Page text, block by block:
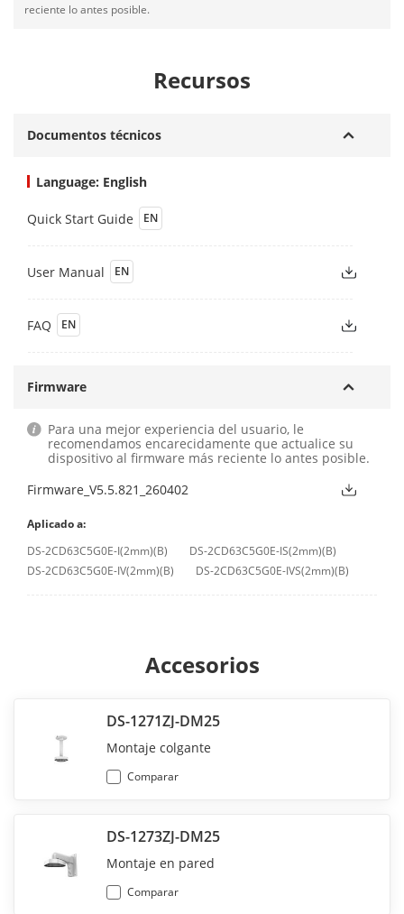
reciente lo antes posible.
Recursos
Documentos técnicos
Language: English
Quick Start Guide EN
User Manual EN
FAQ EN
Firmware
Para una mejor experiencia del usuario, le
recomendamos encarecidamente que actualice su
dispositivo al firmware más reciente lo antes posible.
Firmware_V5.5.821_260402
Aplicado a:
DS-2CD63C5G0E-I(2mm)(B)
DS-2CD63C5G0E-IS(2mm)(B)
DS-2CD63C5G0E-IV(2mm)(B)
DS-2CD63C5G0E-IVS(2mm)(B)
Accesorios
DS-1271ZJ-DM25
Montaje colgante
Comparar
DS-1273ZJ-DM25
Montaje en pared
Comparar